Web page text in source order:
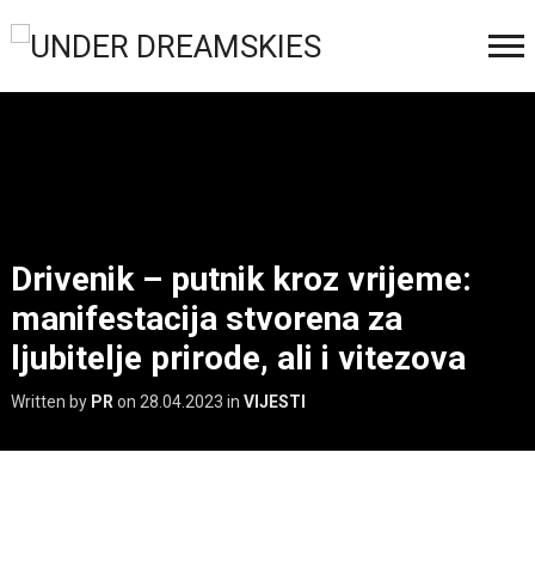
Drivenik – putnik kroz vrijeme:
manifestacija stvorena za
ljubitelje prirode, ali i vitezova
Written by PR on 28.04.2023 in VIJESTI